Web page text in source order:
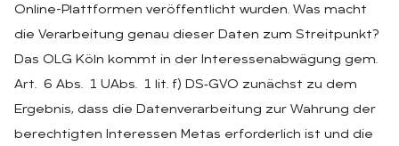
Online-Plattformen veröffentlicht wurden. Was macht
die Verarbeitung genau dieser Daten zum Streitpunkt?
Das OLG Köln kommt in der Interessenabwägung gem.
Art. 6 Abs. 1 UAbs. 1 lit. f) DS‑GVO zunächst zu dem
Ergebnis, dass die Datenverarbeitung zur Wahrung der
berechtigten Interessen Metas erforderlich ist und die